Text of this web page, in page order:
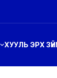
ХУУЛЬ ЭРХ ЗҮЙ